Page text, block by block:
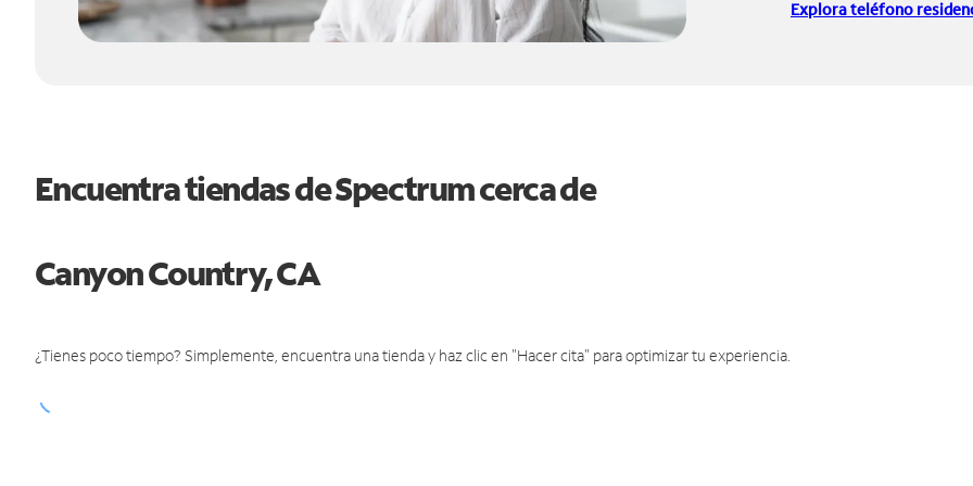
Explora teléfono
Encuentra tiendas de Spectrum cerca de
Canyon Country, CA
¿Tienes poco tiempo? Simplemente, encuentra una tienda y haz clic en "Hacer cita" para optimizar tu experiencia.